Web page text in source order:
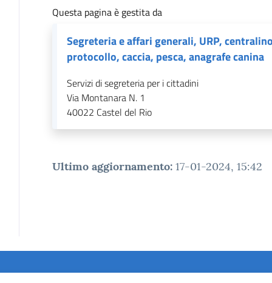
Questa pagina è gestita da
Segreteria e affari generali, URP,
protocollo, caccia, pesca, anagrafe canina
Servizi di segreteria per i cittadini
Via Montanara N. 1
40022 Castel del Rio
Ultimo aggiornamento: 17-01-2024, 15:42